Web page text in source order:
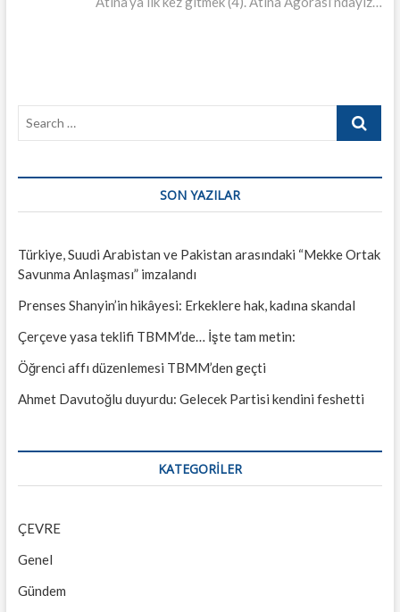
Search
SON YAZILAR
Türkiye, Suudi Arabistan ve Pakistan arasındaki “Mekke Ortak
Savunma Anlaşması” imzalandı
Prenses Shanyin’in hikâyesi: Erkeklere hak, kadına skandal
Çerçeve yasa teklifi TBMM’de… İşte tam metin:
Öğrenci affı düzenlemesi TBMM’den geçti
Ahmet Davutoğlu duyurdu: Gelecek Partisi kendini feshetti
KATEGORILER
ÇEVRE
Genel
Gündem